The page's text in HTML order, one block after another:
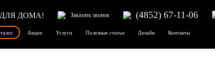
ДОМА! Заказать звонок (4852) 67-11-06
Акции Услуги Полезные статьи Дизайн Контакты